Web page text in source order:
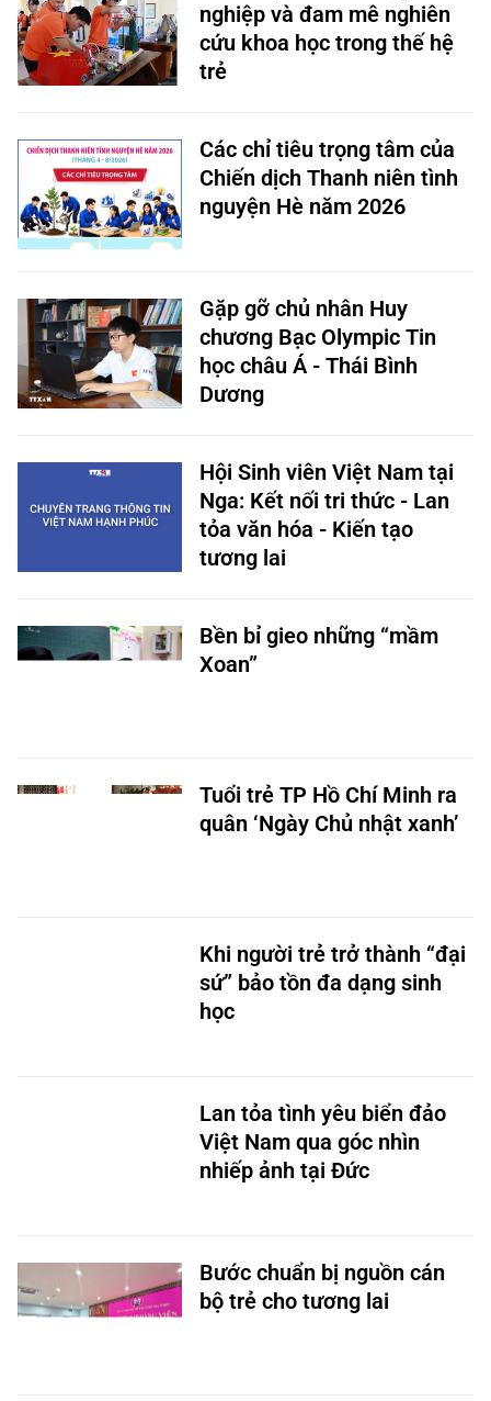
nghiệp và đam mê nghiên
cứu khoa học trong thế hệ
trẻ
Các chỉ tiêu trọng tâm của
Chiến dịch Thanh niên tình
nguyện Hè năm 2026
Gặp gỡ chủ nhân Huy
chương Bạc Olympic Tin
học châu Á - Thái Bình
Dương
Hội Sinh viên Việt Nam tại
Nga: Kết nối tri thức - Lan
tỏa văn hóa - Kiến tạo
tương lai
Bền bỉ gieo những “mầm
Xoan”
Tuổi trẻ TP Hồ Chí Minh ra
quân ‘Ngày Chủ nhật xanh’
Khi người trẻ trở thành “đại
sứ” bảo tồn đa dạng sinh
học
Lan tỏa tình yêu biển đảo
Việt Nam qua góc nhìn
nhiếp ảnh tại Đức
Bước chuẩn bị nguồn cán
bộ trẻ cho tương lai